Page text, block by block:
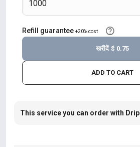
Refill guarantee +20% cost
ADD TO CART
खरीदें $ 0.75
This service you can order with